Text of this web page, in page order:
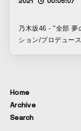
乃木坂46 - "全部 夢
ション/プロデュー
Home
Archive
Search